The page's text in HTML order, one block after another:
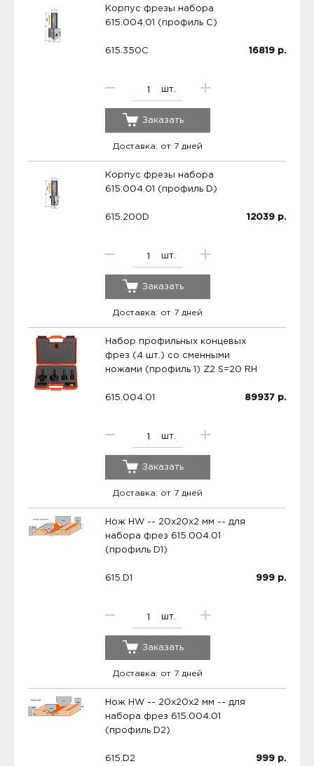
Корпус фрезы набора
615.004.01 (профиль C)
615.350C
шт.
16819 р.
Заказать
Доставка: от 7 дней
Корпус фрезы набора
615.004.01 (профиль D)
615.200D
шт.
12039 р.
Заказать
Доставка: от 7 дней
Набор профильных концевых
фрез (4 шт.) со сменными
ножами (профиль 1) Z2 S=20 RH
615.004.01
шт.
89937 р.
Заказать
Доставка: от 7 дней
Нож HW -- 20x20x2 мм -- для
набора фрез 615.004.01
(профиль D1)
615.D1
шт.
999 р.
Заказать
Доставка: от 7 дней
Нож HW -- 20x20x2 мм -- для
набора фрез 615.004.01
(профиль D2)
615.D2 999 р.